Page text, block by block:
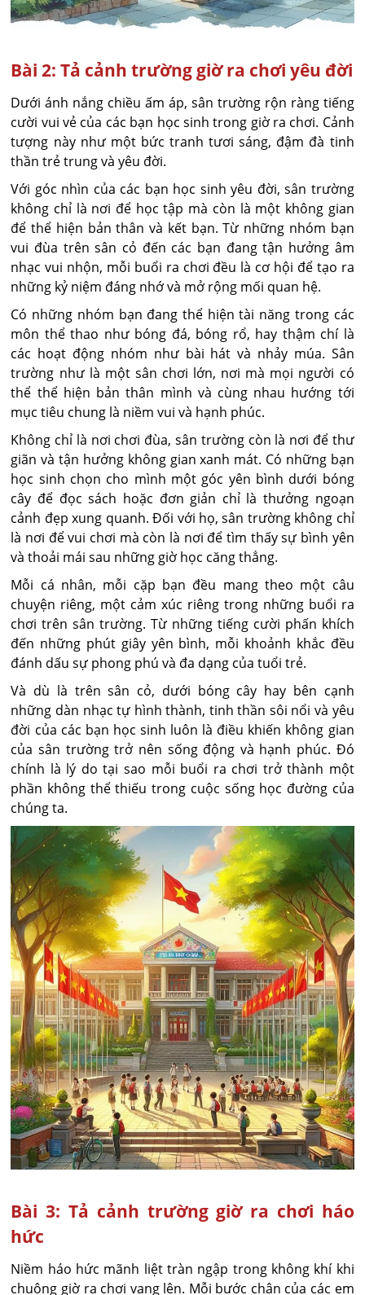
Bài 2: Tả cảnh trường giờ ra chơi yêu đời
Dưới ánh nắng chiều ấm áp, sân trường rộn ràng tiếng
cười vui vẻ của các bạn học sinh trong giờ ra chơi. Cảnh
tượng này như một bức tranh tươi sáng, đậm đà tinh
thần trẻ trung và yêu đời.
Với góc nhìn của các bạn học sinh yêu đời, sân trường
không chỉ là nơi để học tập mà còn là một không gian
để thể hiện bản thân và kết bạn. Từ những nhóm bạn
vui đùa trên sân cỏ đến các bạn đang tận hưởng âm
nhạc vui nhộn, mỗi buổi ra chơi đều là cơ hội để tạo ra
những kỷ niệm đáng nhớ và mở rộng mối quan hệ.
Có những nhóm bạn đang thể hiện tài năng trong các
môn thể thao như bóng đá, bóng rổ, hay thậm chí là
các hoạt động nhóm như bài hát và nhảy múa. Sân
trường như là một sân chơi lớn, nơi mà mọi người có
thể thể hiện bản thân mình và cùng nhau hướng tới
mục tiêu chung là niềm vui và hạnh phúc.
Không chỉ là nơi chơi đùa, sân trường còn là nơi để thư
giãn và tận hưởng không gian xanh mát. Có những bạn
học sinh chọn cho mình một góc yên bình dưới bóng
cây để đọc sách hoặc đơn giản chỉ là thưởng ngoạn
cảnh đẹp xung quanh. Đối với họ, sân trường không chỉ
là nơi để vui chơi mà còn là nơi để tìm thấy sự bình yên
và thoải mái sau những giờ học căng thẳng.
Mỗi cá nhân, mỗi cặp bạn đều mang theo một câu
chuyện riêng, một cảm xúc riêng trong những buổi ra
chơi trên sân trường. Từ những tiếng cười phấn khích
đến những phút giây yên bình, mỗi khoảnh khắc đều
đánh dấu sự phong phú và đa dạng của tuổi trẻ.
Và dù là trên sân cỏ, dưới bóng cây hay bên cạnh
những dàn nhạc tự hình thành, tinh thần sôi nổi và yêu
đời của các bạn học sinh luôn là điều khiến không gian
của sân trường trở nên sống động và hạnh phúc. Đó
chính là lý do tại sao mỗi buổi ra chơi trở thành một
phần không thể thiếu trong cuộc sống học đường của
chúng ta.
Bài 3: Tả cảnh trường giờ ra chơi háo
hức
Niềm háo hức mãnh liệt tràn ngập trong không khí khi
chuông giờ ra chơi vang lên. Mỗi bước chân của các em